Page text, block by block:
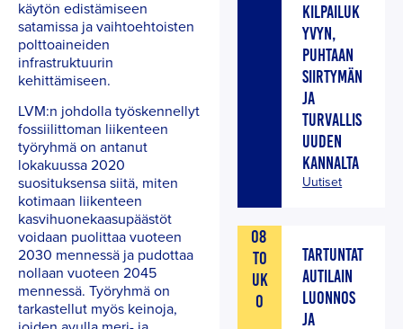
käytön edistämiseen
satamissa ja vaihtoehtoisten
polttoaineiden
infrastruktuurin
kehittämiseen.
LVM:n johdolla työskennellyt
fossiilittoman liikenteen
työryhmä on antanut
lokakuussa 2020
suosituksensa siitä, miten
kotimaan liikenteen
kasvihuonekaasupäästöt
voidaan puolittaa vuoteen
2030 mennessä ja pudottaa
nollaan vuoteen 2045
mennessä. Työryhmä on
tarkastellut myös keinoja,
KILPAILUK
YVYN,
PUHTAAN
SIIRTYMÄN
JA
TURVALLIS
UUDEN
KANNALTA
Uutiset
08
TO
UK
O
TARTUNTAT
AUTILAIN
LUONNOS
JA